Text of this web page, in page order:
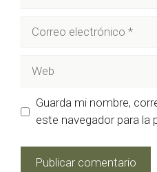
Guarda mi nombre,
este navegador para la